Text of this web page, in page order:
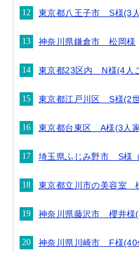
東京都八王子市 S様(3
神奈川県鎌倉市 松岡様
東京都23区内 N様(4人
東京都江戸川区 S様(2
東京都台東区 A様(3人
埼玉県ふじみ野市 S様
東京都立川市の美容室
神奈川県藤沢市 櫻井様
神奈川県川崎市 F様(40